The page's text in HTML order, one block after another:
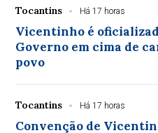
Tocantins Há 17 horas
Vicentinho é
Governo em cima de
povo
Tocantins Há 17 horas
Convenção de